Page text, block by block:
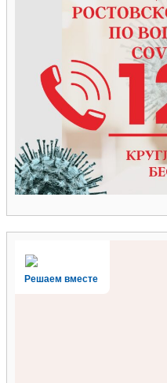
Решаем вместе